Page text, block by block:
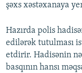
şəxs xəstəxanaya
Hazırda polis
edilərək tutulması
etdirir. Hadisənin
basqının hansı